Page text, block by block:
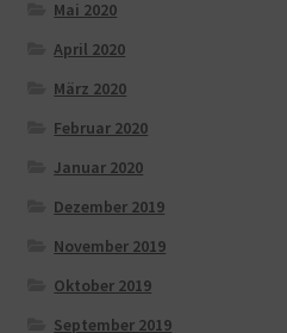
Mai 2020
April 2020
März 2020
Februar 2020
Januar 2020
Dezember 2019
November 2019
Oktober 2019
September 2019